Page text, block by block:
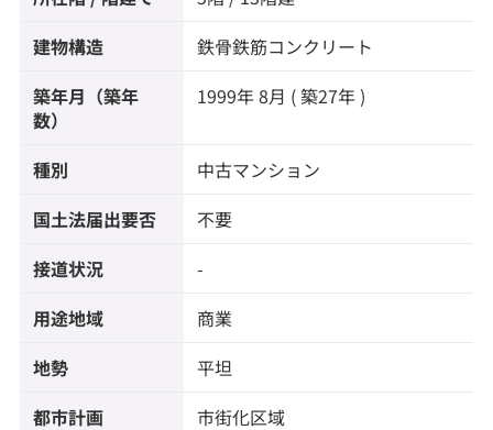
建物構造 鉄骨鉄筋コンクリート
築年月（築年
数）
1999年 8月 ( 築27年 )
種別 中古マンション
国土法届出要否 不要
接道状況 -
用途地域 商業
地勢 平坦
都市計画 市街化区域